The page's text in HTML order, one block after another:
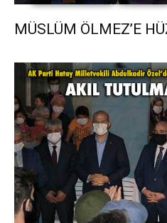
MÜSLÜM ÖLMEZ’E